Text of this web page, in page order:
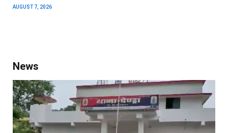
AUGUST 7, 2026
News